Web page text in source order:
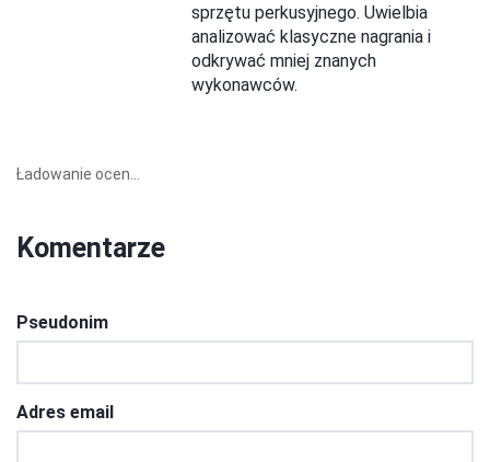
sprzętu perkusyjnego. Uwielbia
analizować klasyczne nagrania i
odkrywać mniej znanych
wykonawców.
Ładowanie ocen...
Komentarze
Pseudonim
Adres email